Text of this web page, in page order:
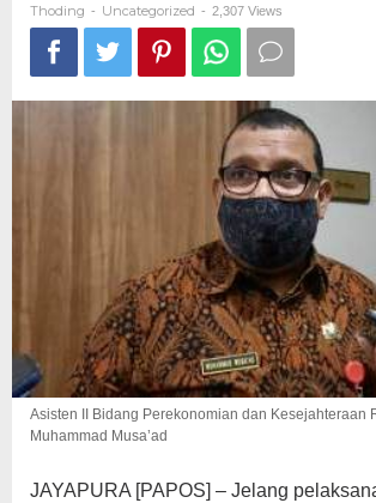
Thoding - Uncategorized - 2,307 Views
Asisten II Bidang Perekonomian dan Kesejahteraan
Muhammad Musa’ad
JAYAPURA [PAPOS] – Jelang